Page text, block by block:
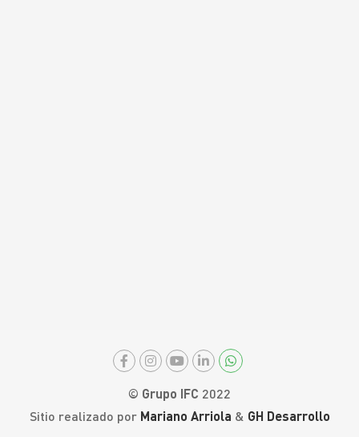
© Grupo IFC 2022
Sitio realizado por Mariano Arriola & GH Desarrollo